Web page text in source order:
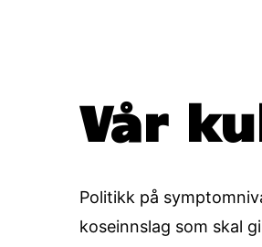
Vår
Politikk på
koseinnslag som skal